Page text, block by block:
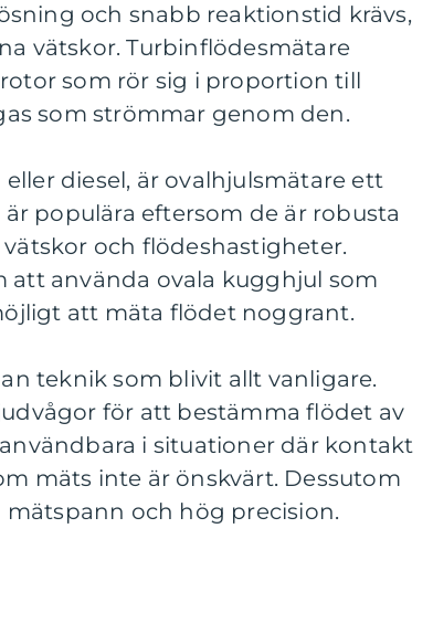
och snabb reaktionstid krävs,
vätskor. Turbinflödesmätare
som rör sig i proportion till
som strömmar genom den.
diesel, är ovalhjulsmätare ett
populära eftersom de är robusta
och flödeshastigheter.
att använda ovala kugghjul som
att mäta flödet noggrant.
teknik som blivit allt vanligare.
för att bestämma flödet av
i situationer där kontakt
mäts inte är önskvärt. Dessutom
och hög precision.